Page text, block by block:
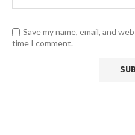
Save my name, email, and
time I comment.